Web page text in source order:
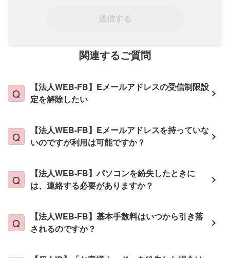
送信する
関連するご質問
【法人WEB-FB】Eメールアドレスの受信制限設
定を解除したい
【法人WEB-FB】Eメールアドレスを持っていな
いのですが利用は可能ですか？
【法人WEB-FB】パソコンを紛失したときに
は、連絡する必要がありますか？
【法人WEB-FB】基本手数料はいつから引き落
されるのですか？